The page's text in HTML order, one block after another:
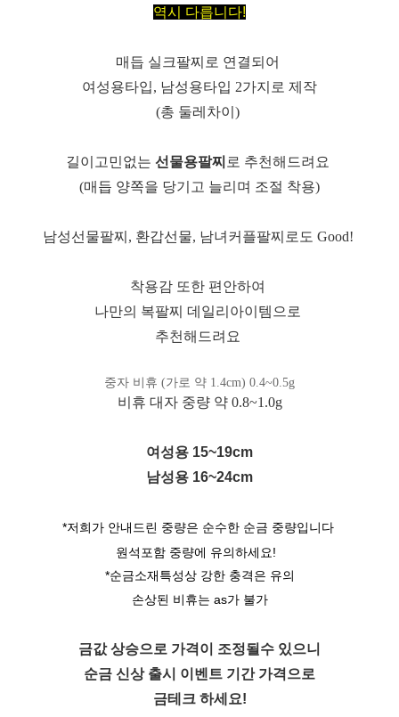
역시 다릅니다!
매듭 실크팔찌로 연결되어
여성용타입, 남성용타입 2가지로 제작
(총 둘레차이)
길이고민없는 선물용팔찌 로 추천해드려요
(매듭 양쪽을 당기고 늘리며 조절 착용)
남성선물팔찌, 환갑선물, 남녀커플팔찌로도 Good!
착용감 또한 편안하여
나만의 복팔찌 데일리아이템으로
추천해드려요
중자 비휴 (가로 약 1.4cm) 0.4~0.5g
비휴 대자 중량 약 0.8~1.0g
여성용 15~19cm
남성용 16~24cm
*저희가 안내드린 중량은 순수한 순금 중량입니다
원석포함 중량에 유의하세요!
*순금소재특성상 강한 충격은 유의
손상된 비휴는 as가 불가
금값 상승으로 가격이 조정될수 있으니
순금 신상 출시 이벤트 기간 가격으로
금테크 하세요!